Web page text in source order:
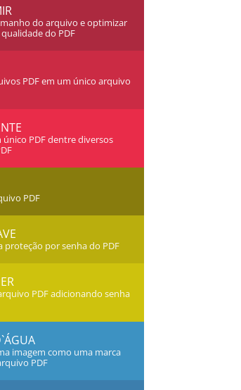
do arquivo e optimizar
do PDF
PDF em um único arquivo
único PDF dentre diversos
PDF
proteção por senha do PDF
PDF adicionando senha
imagem como uma marca
PDF